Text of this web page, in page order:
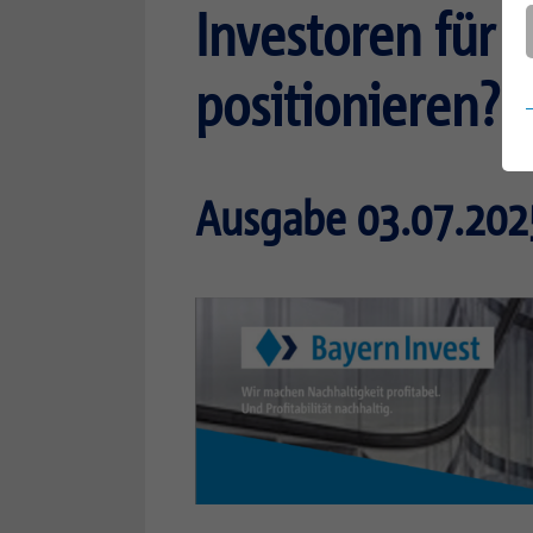
Investoren für
positionieren?
Ausgabe